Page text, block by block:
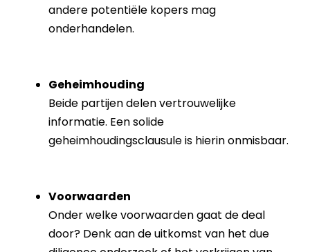
andere potentiële kopers mag
onderhandelen.
Geheimhouding
Beide partijen delen vertrouwelijke
informatie. Een solide
geheimhoudingsclausule is hierin onmisbaar.
Voorwaarden
Onder welke voorwaarden gaat de deal
door? Denk aan de uitkomst van het due